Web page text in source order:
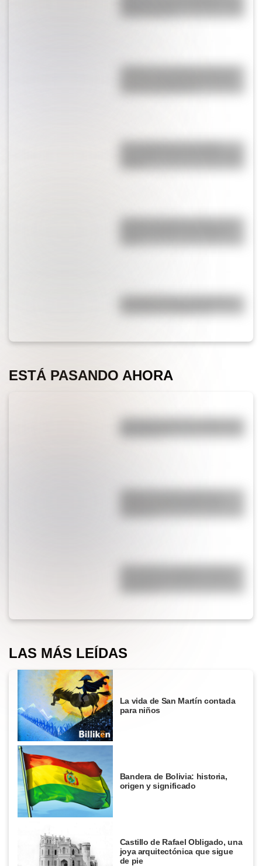
¿Sabías que Argentina tuvo la
alta de Sudamérica?
Una infografía descargable
Andes
¿Cómo era Buenos Aires en la
La historia de los inmigrantes
ESTÁ PASANDO AHORA
¿Por qué cortar una cebolla nos
¿Qué es la Luna, cuál es su
¿Por qué los cordones tienen
extremos?
LAS MÁS LEÍDAS
La vida de San Martín contada
para niños
Bandera de Bolivia: historia,
origen y significado
Castillo de Rafael Obligado, una
joya arquitectónica que sigue
de pie